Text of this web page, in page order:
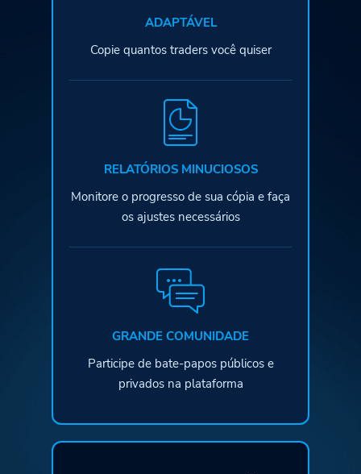
ADAPTÁVEL
Copie quantos traders você quiser
RELATÓRIOS MINUCIOSOS
Monitore o progresso de sua cópia e faça
os ajustes necessários
GRANDE COMUNIDADE
Participe de bate-papos públicos e
privados na plataforma